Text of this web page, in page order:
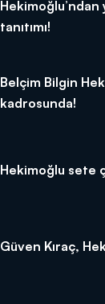
Hekimoğlu’ndan
tanıtımı!
Belçim Bilgin
kadrosunda!
Hekimoğlu sete
Güven Kıraç,